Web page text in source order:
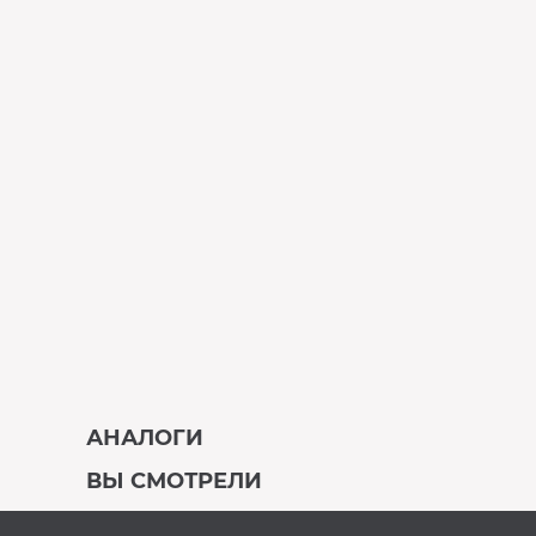
АНАЛОГИ
ВЫ СМОТРЕЛИ